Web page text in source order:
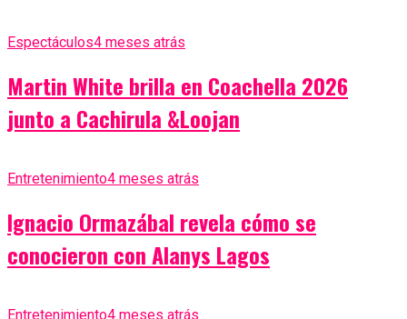
Espectáculos4 meses atrás
Martin White brilla en Coachella 2026
junto a Cachirula &Loojan
Entretenimiento4 meses atrás
Ignacio Ormazábal revela cómo se
conocieron con Alanys Lagos
Entretenimiento4 meses atrás